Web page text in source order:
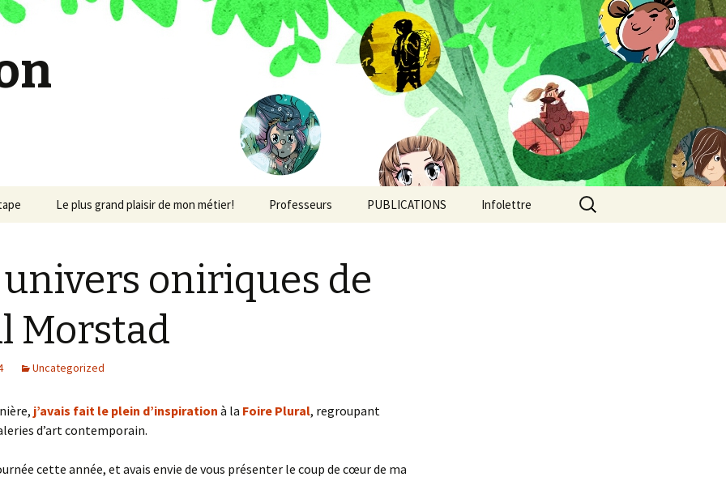
Le plus grand plaisir de mon métier! Professeurs PUBLICATIONS
Chroniques post-
apocalyptiques
Des Nouvelles du futur
Infolettre Rechercher :
univers oniriques de
Morstad
Uncategorized
j’avais fait le plein d’inspiration à la Foire Plural, regroupant
d’art contemporain.
cette année, et avais envie de vous présenter le coup de cœur de ma